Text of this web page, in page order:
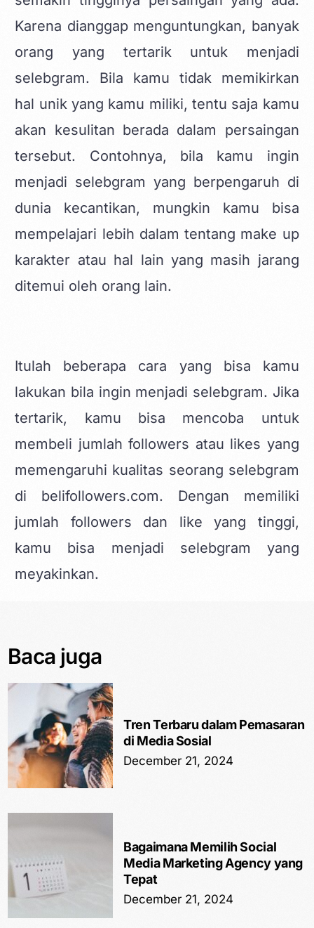
Karena dianggap menguntungkan, banyak
orang yang tertarik untuk menjadi
selebgram. Bila kamu tidak memikirkan
hal unik yang kamu miliki, tentu saja kamu
akan kesulitan berada dalam persaingan
tersebut. Contohnya, bila kamu ingin
menjadi selebgram yang berpengaruh di
dunia kecantikan, mungkin kamu bisa
mempelajari lebih dalam tentang make up
karakter atau hal lain yang masih jarang
ditemui oleh orang lain.
Itulah beberapa cara yang bisa kamu
lakukan bila ingin menjadi selebgram. Jika
tertarik, kamu bisa mencoba untuk
membeli jumlah followers atau likes yang
memengaruhi kualitas seorang selebgram
di belifollowers.com. Dengan memiliki
jumlah followers dan like yang tinggi,
kamu bisa menjadi selebgram yang
meyakinkan.
Baca juga
Tren Terbaru dalam Pemasaran
di Media Sosial
December 21, 2024
Bagaimana Memilih Social
Media Marketing Agency yang
Tepat
December 21, 2024